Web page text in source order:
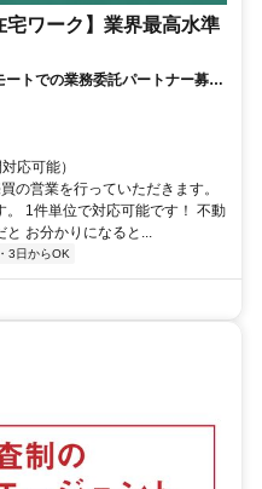
ワーク】業界最高水準
トでの業務委託パートナー募
応可能）
の営業を行っていただきます。
1件単位で対応可能です！ 不動
と お分かりになると...
3日からOK